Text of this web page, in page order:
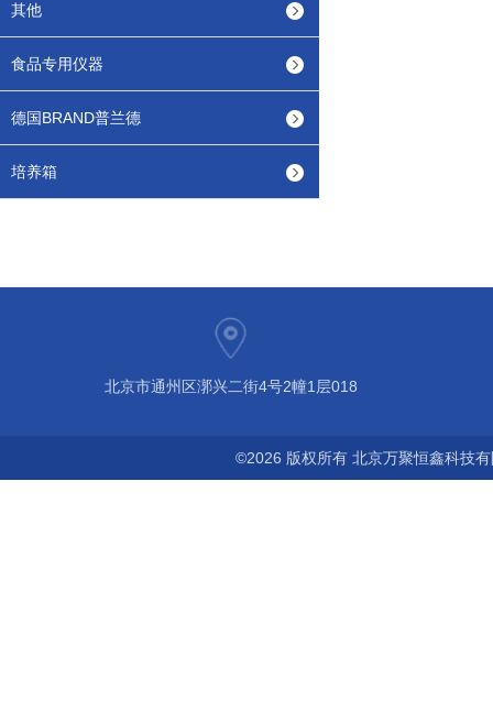
其他
食品专用仪器
德国BRAND普兰德
培养箱
北京市通州区漷兴二街4号2幢1层018
©2026 版权所有 北京万聚恒鑫科技